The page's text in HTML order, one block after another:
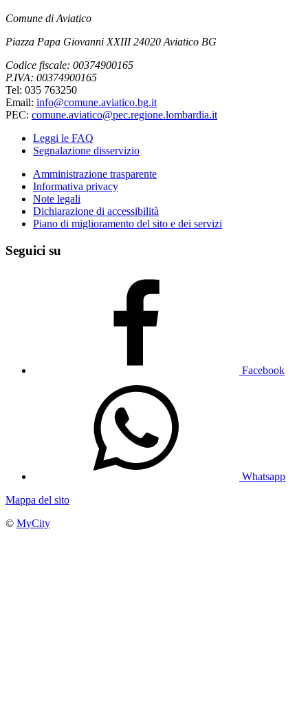
Comune di Aviatico
Piazza Papa Giovanni XXIII 24020 Aviatico BG
Codice fiscale: 00374900165
P.IVA: 00374900165
Tel: 035 763250
Email: info@comune.aviatico.bg.it
PEC: comune.aviatico@pec.regione.lombardia.it
Leggi le FAQ
Segnalazione disservizio
Amministrazione trasparente
Informativa privacy
Note legali
Dichiarazione di accessibilità
Piano di miglioramento del sito e dei servizi
Seguici su
Facebook
Whatsapp
Mappa del sito
© MyCity